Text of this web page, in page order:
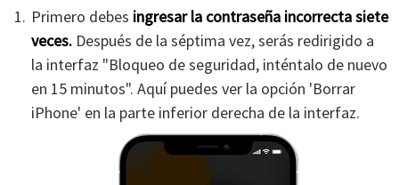
Primero debes ingresar la contraseña incorrecta siete
veces.Después de la séptima vez, serás redirigido a
la interfaz "Bloqueo de seguridad, inténtalo de nuevo
en 15 minutos". Aquí puedes ver la opción 'Borrar
iPhone' en la parte inferior derecha de la interfaz.